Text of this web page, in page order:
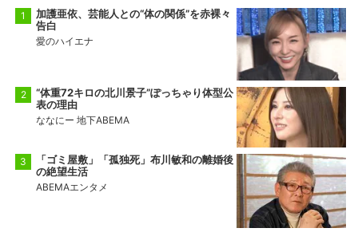
加護亜依、芸能人との“体の関係”を赤裸々
告白
愛のハイエナ
“体重72キロの北川景子”ぽっちゃり体型公
表の理由
ななにー 地下ABEMA
「ゴミ屋敷」「孤独死」布川敏和の離婚後
の絶望生活
ABEMAエンタメ